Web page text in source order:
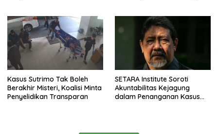
Kasus Sutrimo Tak Boleh
Berakhir Misteri, Koalisi Minta
Penyelidikan Transparan
SETARA Institute Soroti
Akuntabilitas Kejagung
dalam Penanganan Kasus